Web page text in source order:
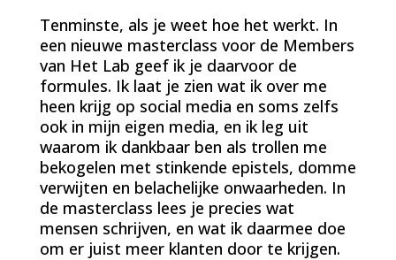
Tenminste, als je weet hoe het werkt. In
een nieuwe masterclass voor de Members
van Het Lab geef ik je daarvoor de
formules. Ik laat je zien wat ik over me
heen krijg op social media en soms zelfs
ook in mijn eigen media, en ik leg uit
waarom ik dankbaar ben als trollen me
bekogelen met stinkende epistels, domme
verwijten en belachelijke onwaarheden. In
de masterclass lees je precies wat
mensen schrijven, en wat ik daarmee doe
om er juist meer klanten door te krijgen.